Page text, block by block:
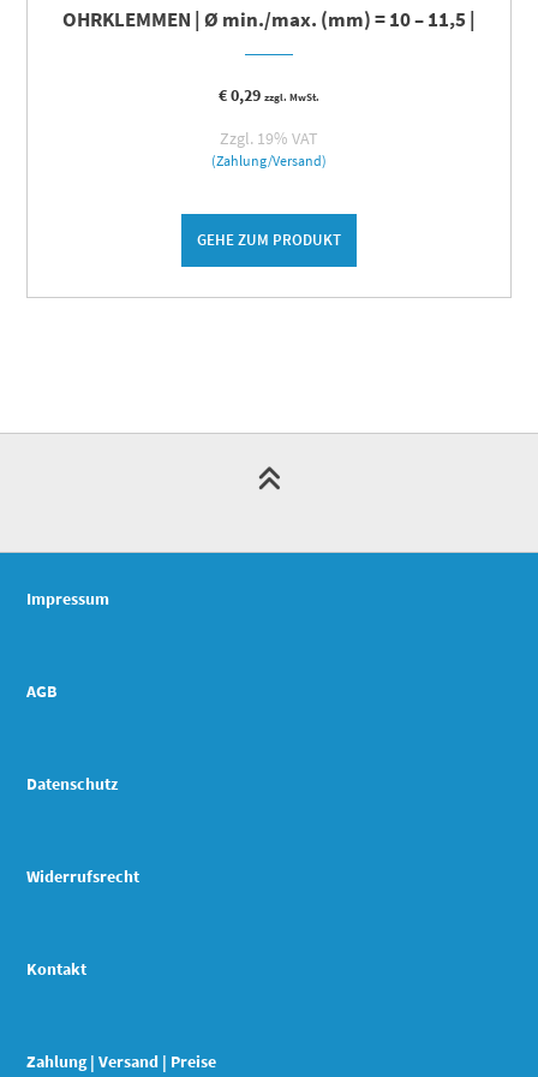
OHRKLEMMEN | Ø min./max. (mm) = 10 – 11,5 |
€0,29 zzgl. MwSt.
Zzgl. 19% VAT
(Zahlung/Versand)
GEHE ZUM PRODUKT
Impressum
AGB
Datenschutz
Widerrufsrecht
Kontakt
Zahlung | Versand | Preise